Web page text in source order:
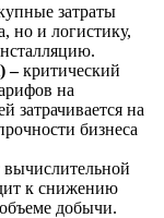
затраты
но и логистику,
–критический
на
затрачивается на
бизнеса
к снижению
добычи.